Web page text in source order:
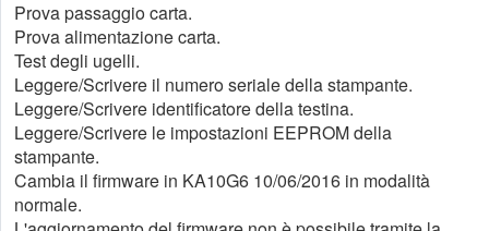
Prova passaggio carta.
Prova alimentazione carta.
Test degli ugelli.
Leggere/Scrivere il numero seriale della stampante.
Leggere/Scrivere identificatore della testina.
Leggere/Scrivere le impostazioni EEPROM della
stampante.
Cambia il firmware in KA10G6 10/06/2016 in modalità
normale.